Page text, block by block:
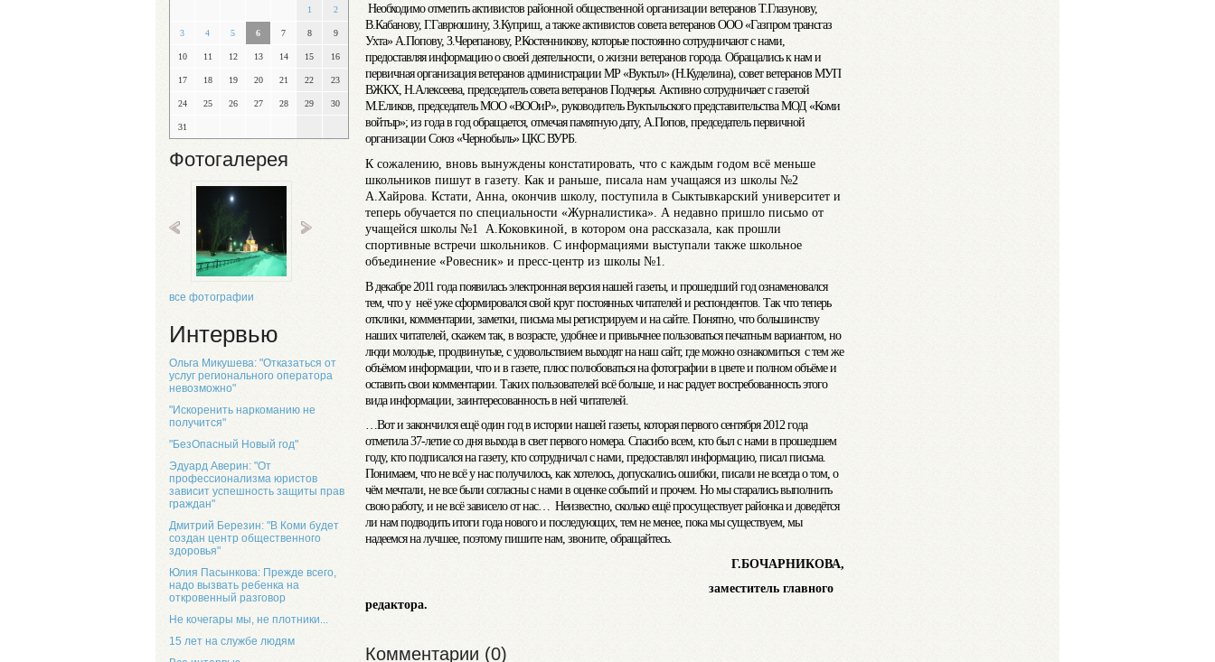
1 2
3 4 5 6 7 8 9
10 11 12 13 14 15 16
17 18 19 20 21 22 23
24 25 26 27 28 29 30
31
Фотогалерея
все фотографии
Интервью
Ольга Микушева: "Отказаться от
услуг регионального оператора
невозможно"
"Искоренить наркоманию не
получится"
"БезОпасный Новый год"
Эдуард Аверин: "От
профессионализма юристов
зависит успешность защиты прав
граждан"
Дмитрий Березин: "В Коми будет
создан центр общественного
здоровья"
Юлия Пасынкова: Прежде всего,
надо вызвать ребенка на
откровенный разговор
Не кочегары мы, не плотники...
15 лет на службе людям
Необходимо отметить активистов районной общественной организации ветеранов Т.Глазунову,
В.Кабанову, Г.Гаврюшину, З.Куприш, а также активистов совета ветеранов ООО «Газпром трансгаз
Ухта» А.Попову, З.Черепанову, Р.Костенникову, которые постоянно сотрудничают с нами,
предоставляя информацию о своей деятельности, о жизни ветеранов города. Обращались к нам и
первичная организация ветеранов администрации МР «Вуктыл» (Н.Куделина), совет ветеранов МУП
ВЖКХ, Н.Алексеева, председатель совета ветеранов Подчерья. Активно сотрудничает с газетой
М.Еликов, председатель МОО «ВООиР», руководитель Вуктыльского представительства МОД «Коми
войтыр»; из года в год обращается, отмечая памятную дату, А.Попов, председатель первичной
организации Союз «Чернобыль» ЦКС ВУРБ.
К сожалению, вновь вынуждены констатировать, что с каждым годом всё меньше
школьников пишут в газету. Как и раньше, писала нам учащаяся из школы №2
А.Хайрова. Кстати, Анна, окончив школу, поступила в Сыктывкарский университет и
теперь обучается по специальности «Журналистика». А недавно пришло письмо от
учащейся школы №1 А.Коковкиной, в котором она рассказала, как прошли
спортивные встречи школьников. С информациями выступали также школьное
объединение «Ровесник» и пресс-центр из школы №1.
В декабре 2011 года появилась электронная версия нашей газеты, и прошедший год ознаменовался
тем, что у неё уже сформировался свой круг постоянных читателей и респондентов. Так что теперь
отклики, комментарии, заметки, письма мы регистрируем и на сайте. Понятно, что большинству
наших читателей, скажем так, в возрасте, удобнее и привычнее пользоваться печатным вариантом, но
люди молодые, продвинутые, с удовольствием выходят на наш сайт, где можно ознакомиться с тем же
объёмом информации, что и в газете, плюс полюбоваться на фотографии в цвете и полном объёме и
оставить свои комментарии. Таких пользователей всё больше, и нас радует востребованность этого
вида информации, заинтересованность в ней читателей.
…Вот и закончился ещё один год в истории нашей газеты, которая первого сентября 2012 года
отметила 37-летие со дня выхода в свет первого номера. Спасибо всем, кто был с нами в прошедшем
году, кто подписался на газету, кто сотрудничал с нами, предоставлял информацию, писал письма.
Понимаем, что не всё у нас получилось, как хотелось, допускались ошибки, писали не всегда о том, о
чём мечтали, не все были согласны с нами в оценке событий и прочем. Но мы старались выполнить
свою работу, и не всё зависело от нас… Неизвестно, сколько ещё просуществует районка и доведётся
ли нам подводить итоги года нового и последующих, тем не менее, пока мы существуем, мы
надеемся на лучшее, поэтому пишите нам, звоните, обращайтесь.
Г.БОЧАРНИКОВА,
заместитель главного
редактора.
Комментарии (0)